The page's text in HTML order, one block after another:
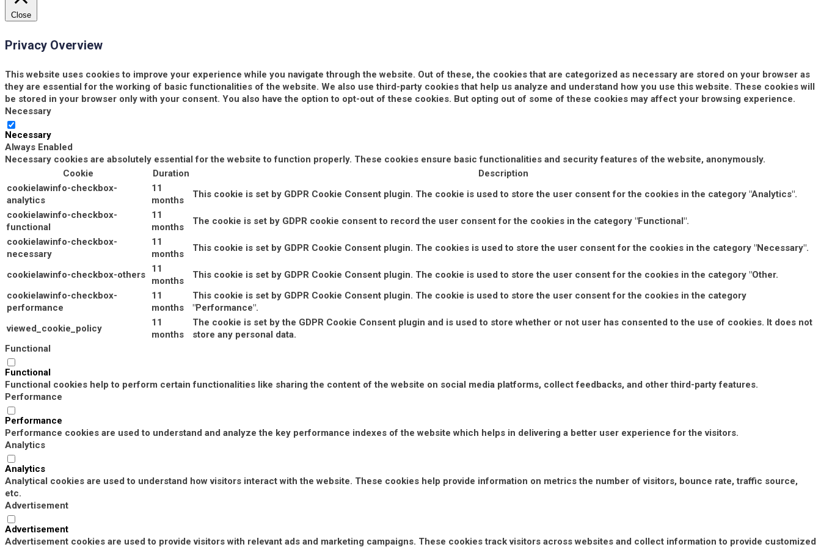
Close
Privacy Overview
This website uses cookies to improve your experience while you navigate through the website. Out of these, the cookies that are categorized as necessary are stored on your browser as
they are essential for the working of basic functionalities of the website. We also use third-party cookies that help us analyze and understand how you use this website. These cookies will
be stored in your browser only with your consent. You also have the option to opt-out of these cookies. But opting out of some of these cookies may affect your browsing experience.
Necessary
Necessary
Always Enabled
Necessary cookies are absolutely essential for the website to function properly. These cookies ensure basic functionalities and security features of the website, anonymously.
Cookie
Duration
Description
cookielawinfo-checkbox-
analytics
11
months
This cookie is set by GDPR Cookie Consent plugin. The cookie is used to store the user consent for the cookies in the category "Analytics".
cookielawinfo-checkbox-
functional
11
months
The cookie is set by GDPR cookie consent to record the user consent for the cookies in the category "Functional".
cookielawinfo-checkbox-
necessary
11
months
This cookie is set by GDPR Cookie Consent plugin. The cookies is used to store the user consent for the cookies in the category "Necessary".
cookielawinfo-checkbox-others
11
months
This cookie is set by GDPR Cookie Consent plugin. The cookie is used to store the user consent for the cookies in the category "Other.
cookielawinfo-checkbox-
performance
11
months
This cookie is set by GDPR Cookie Consent plugin. The cookie is used to store the user consent for the cookies in the category
"Performance".
viewed_cookie_policy
11
months
The cookie is set by the GDPR Cookie Consent plugin and is used to store whether or not user has consented to the use of cookies. It does not
store any personal data.
Functional
Functional
Functional cookies help to perform certain functionalities like sharing the content of the website on social media platforms, collect feedbacks, and other third-party features.
Performance
Performance
Performance cookies are used to understand and analyze the key performance indexes of the website which helps in delivering a better user experience for the visitors.
Analytics
Analytics
Analytical cookies are used to understand how visitors interact with the website. These cookies help provide information on metrics the number of visitors, bounce rate, traffic source,
etc.
Advertisement
Advertisement
Advertisement cookies are used to provide visitors with relevant ads and marketing campaigns. These cookies track visitors across websites and collect information to provide customized